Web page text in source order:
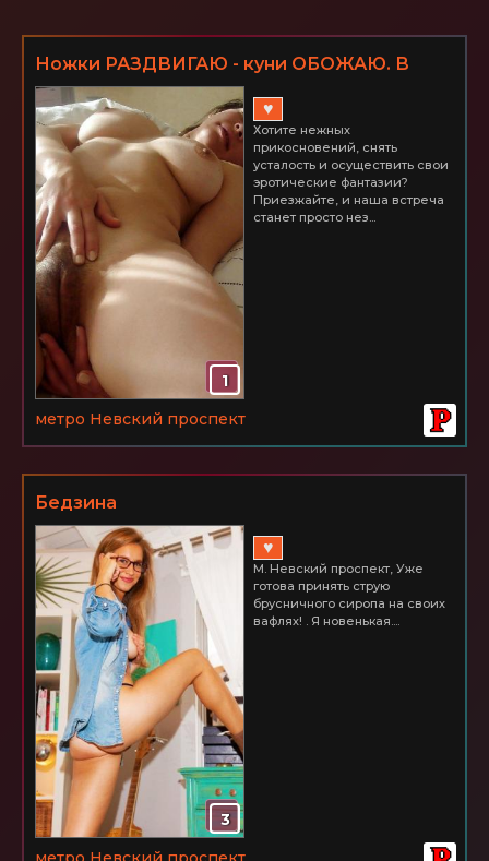
Ножки РАЗДВИГАЮ - куни ОБОЖАЮ. В
ПОПОЧКУ ДАЮ! Невский р-н
1
♥
Хотите нежных
прикосновений, снять
усталость и осуществить свои
эротические фантазии?
Приезжайте, и наша встреча
станет просто нез...
метро Невский проспект
Бедзина
3
♥
М. Невский проспект, Уже
готова принять струю
брусничного сиропа на своих
вафлях! . Я новенькая....